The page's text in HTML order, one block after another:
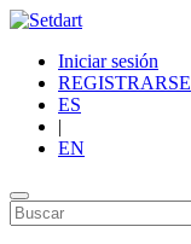
Iniciar sesión
REGISTRARSE
ES
|
EN